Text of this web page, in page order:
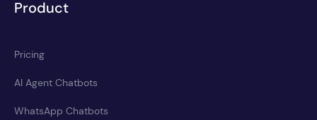
Product
Pricing
AI Agent Chatbots
WhatsApp Chatbots